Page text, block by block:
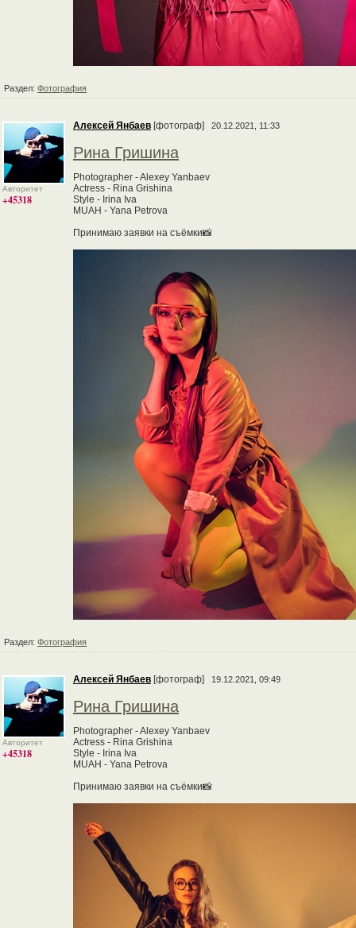
Раздел: Фотография
Авторитет
+45318
Алексей Янбаев [фотограф] 20.12.2021, 11:33
Рина Гришина
Photographer - Alexey Yanbaev
Actress - Rina Grishina
Style - Irina Iva
MUAH - Yana Petrova
Принимаю заявки на съёмки📸
Раздел: Фотография
Авторитет
+45318
Алексей Янбаев [фотограф] 19.12.2021, 09:49
Рина Гришина
Photographer - Alexey Yanbaev
Actress - Rina Grishina
Style - Irina Iva
MUAH - Yana Petrova
Принимаю заявки на съёмки📸